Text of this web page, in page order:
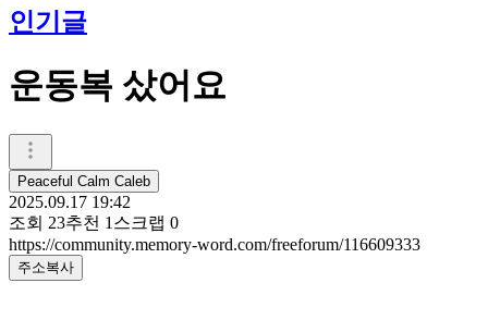
인기글
운동복 샀어요
Peaceful Calm Caleb
2025.09.17 19:42
조회 23추천 1 스크랩 0
https://community.memory-word.com/freeforum/116609333
주소복사